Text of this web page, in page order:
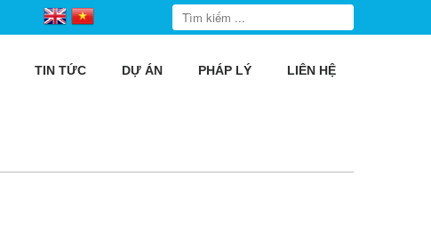
TIN TỨC DỰ ÁN PHÁP LÝ LIÊN HỆ